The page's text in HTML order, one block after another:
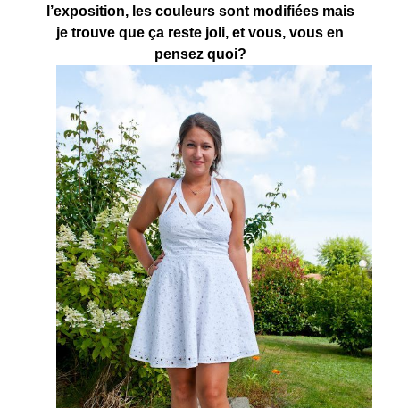
l’exposition, les couleurs sont modifiées mais
je trouve que ça reste joli, et vous, vous en
pensez quoi?